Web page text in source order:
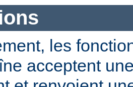
les
acceptent